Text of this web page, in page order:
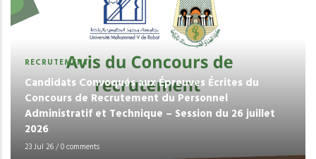
RECRUTEMENT
Candidats Convoqués aux Épreuves Écrites du
Concours de Recrutement du Personnel
Administratif et Technique – Session du 26 juillet
2026
23 Jul 26/0 comments